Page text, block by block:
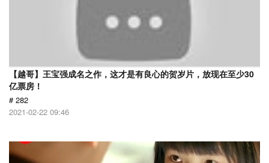
【越哥】王宝强成名之作，这才是有良心的贺岁片，放现在至少30
亿票房！
# 282
2021-02-22 09:46